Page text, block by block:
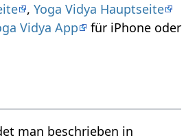
,Yoga Vidya Hauptseite
Vidya App
für iPhone oder
man beschrieben in